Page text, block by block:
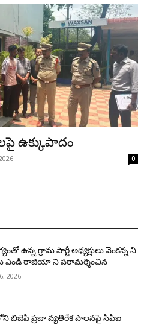
ఉక్కుపాదం
0
ఉన్న గ్రామ పార్టీ అధ్యక్షులు వెంకన్న ని
ఎండి రాజియా ని పరామర్శించిన
2026
బిజెపి ప్రజా వ్యతిరేక పాలనపై సిపిఐ